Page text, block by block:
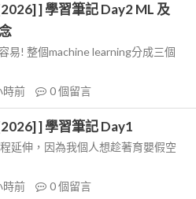
] 學習筆記 Day2 ML 及
易! 整個machine learning分成三個
時前 0個留言
] 學習筆記 Day1
延伸，因為我個人想趁著育嬰假空
時前 0個留言